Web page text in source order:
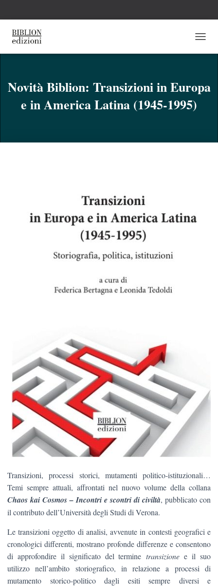
A
A
Novità Biblion: Transizioni in Europa
e in America Latina (1945-1995)
Transizioni, processi storici, mutamenti politico-istituzionali…
Temi sempre attuali, affrontati nel nuovo volume della collana
Chaos kai Cosmos – Incontri e scontri di civiltà, pubblicato con
il contributo dell’Università degli Studi di Verona.
Le transizioni oggetto di analisi, avvenute in contesti geografici e
cronologici differenti, mostrano profonde differenze e consentono
di approfondire il significato del terminetransizione e il suo
utilizzo nell’ambito storiografico, in relazione a processi di
mutamento storico-politico dagli esiti sempre diversi e